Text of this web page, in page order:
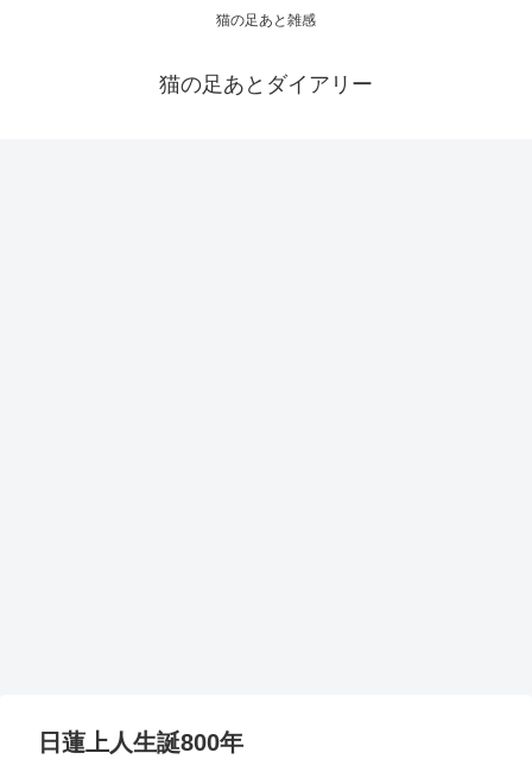
猫の足あと雑感
猫の足あとダイアリー
日蓮上人生誕800年